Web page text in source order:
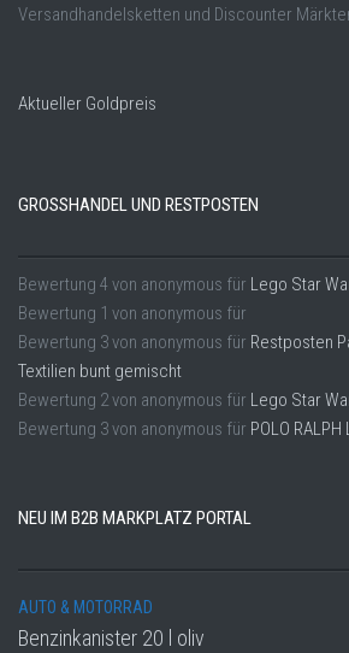
Versandhandelsketten und Discounter
Aktueller Goldpreis
GROSSHANDEL UND RESTPOSTEN
Bewertung 4 von anonymous für Lego Star
Bewertung 1 von anonymous für
Bewertung 3von anonymous für Restposten
Textilien bunt gemischt
Bewertung 2von anonymous für Lego Star
Bewertung 3von anonymous für POLO
NEU IM B2B MARKPLATZ PORTAL
AUTO & MOTORRAD
Benzinkanister 20 l oliv